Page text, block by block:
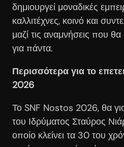
δημιουργεί μοναδικές
καλλιτέχνες, κοινό και
μαζί τις αναμνήσεις που
για πάντα.
Περισσότερα για το
2026
Το SNF Nostos 2026, θα
του Ιδρύματος Σταύρος
οποίο κλείνει τα 30 του